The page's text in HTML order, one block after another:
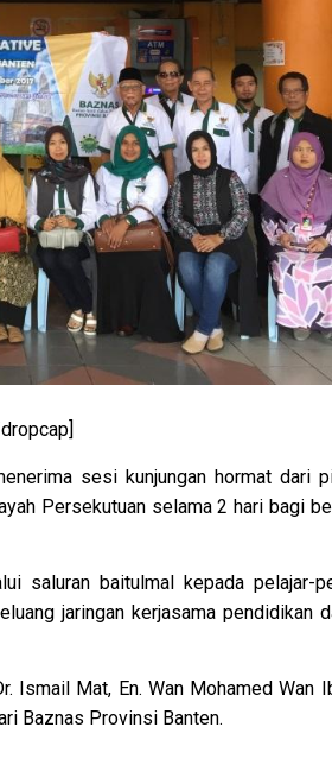
sesi kunjungan hormat dari
Persekutuan selama 2 hari bagi
saluran baitulmal kepada pelajar-
jaringan kerjasama pendidikan
Ismail Mat, En. Wan Mohamed Wan
Baznas Provinsi Banten.